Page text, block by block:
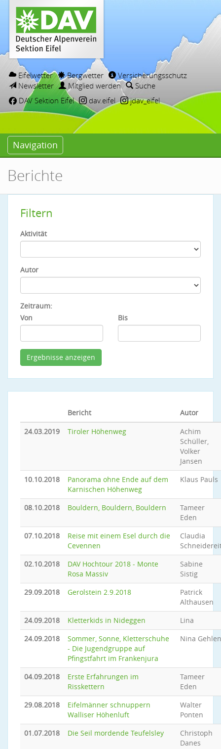
Eifelwetter Bergwetter
Versicherungsschutz
Newsletter
Mitglied werden
Suche
DAV Sektion Eifel
dav.eifel jdav_eifel
Navigation
Berichte
Filtern
Aktivität
Autor
Zeitraum:
Von
Bis
Bericht
Autor
24.03.2019
Tiroler Höhenweg
Achim
Schüller,
Volker
Jansen
10.10.2018
Panorama ohne Ende auf dem
Karnischen Höhenweg
Klaus Pauls
08.10.2018 Bouldern, Bouldern, Bouldern
Tameer
Eden
07.10.2018
Reise mit einem Esel durch die
Cevennen
Claudia
02.10.2018
DAV Hochtour 2018 - Monte
Rosa Massiv
Sabine
Sistig
29.09.2018
Gerolstein 2.9.2018
Patrick
Althausen
24.09.2018
Kletterkids in Nideggen
Lina
24.09.2018
Sommer, Sonne, Kletterschuhe
- Die Jugendgruppe auf
Pfingstfahrt im Frankenjura
Nina Gehlen
04.09.2018
Erste Erfahrungen im
Risskettern
Tameer
Eden
29.08.2018
Eifelmänner schnuppern
Walliser Höhenluft
Walter
Ponten
01.07.2018
Die Seil mordende Teufelsley
Christoph
Danes